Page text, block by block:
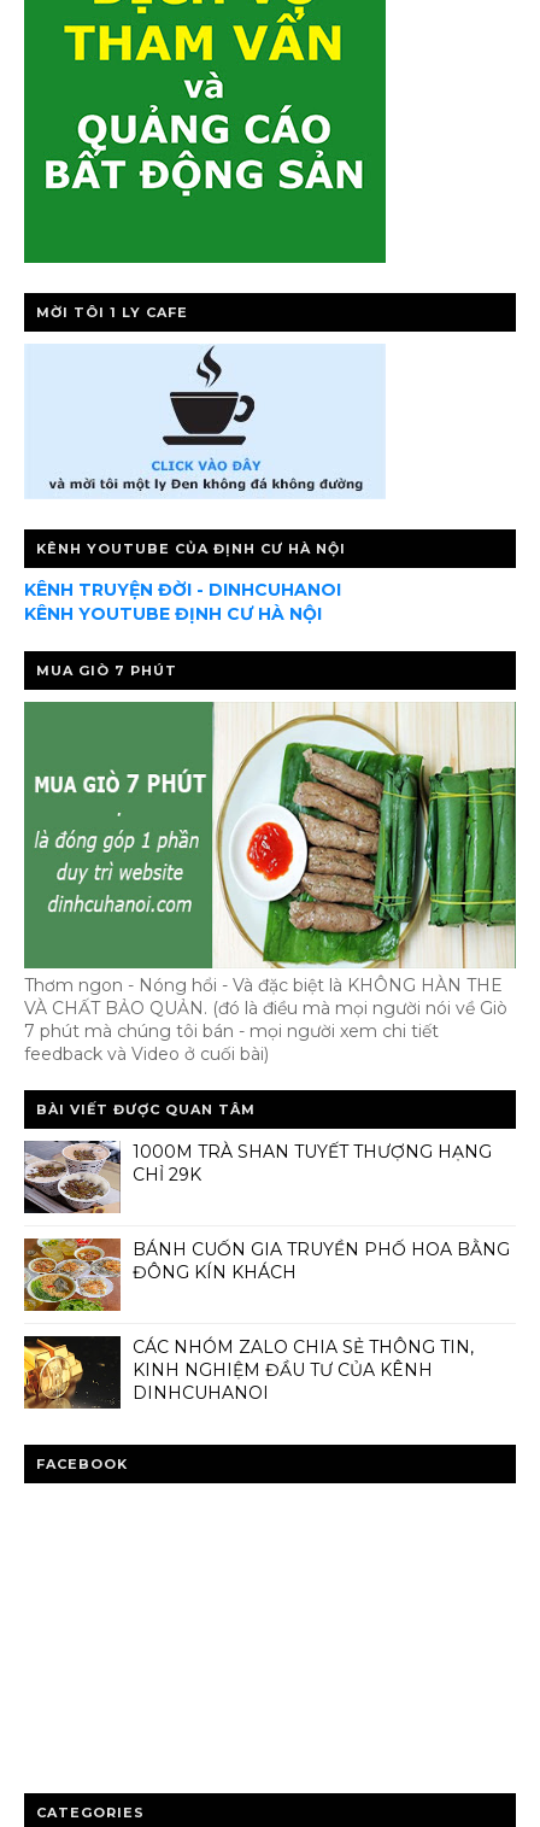
MỜI TÔI 1 LY CAFE
KÊNH YOUTUBE CỦA ĐỊNH CƯ HÀ NỘI
KÊNH TRUYỆN ĐỜI - DINHCUHANOI
KÊNH YOUTUBE ĐỊNH CƯ HÀ NỘI
MUA GIÒ 7 PHÚT
Thơm ngon - Nóng hổi - Và đặc biệt là KHÔNG HÀN THE
VÀ CHẤT BẢO QUẢN. (đó là điều mà mọi người nói về Giò
7 phút mà chúng tôi bán - mọi người xem chi tiết
feedback và Video ở cuối bài)
BÀI VIẾT ĐƯỢC QUAN TÂM
1000M TRÀ SHAN TUYẾT THƯỢNG HẠNG
CHỈ 29K
BÁNH CUỐN GIA TRUYỀN PHỐ HOA BẰNG
ĐÔNG KÍN KHÁCH
CÁC NHÓM ZALO CHIA SẺ THÔNG TIN,
KINH NGHIỆM ĐẦU TƯ CỦA KÊNH
DINHCUHANOI
FACEBOOK
CATEGORIES